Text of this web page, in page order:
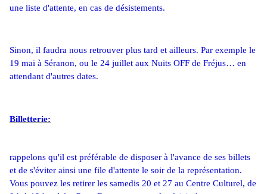
une liste d'attente, en cas de désistements.
Sinon, il faudra nous retrouver plus tard et ailleurs. Par exemple le
19 mai à Séranon, ou le 24 juillet aux Nuits OFF de Fréjus… en
attendant d'autres dates.
Billetterie:
rappelons qu'il est préférable de disposer à l'avance de ses billets
et de s'éviter ainsi une file d'attente le soir de la représentation.
Vous pouvez les retirer les samedis 20 et 27 au Centre Culturel, de